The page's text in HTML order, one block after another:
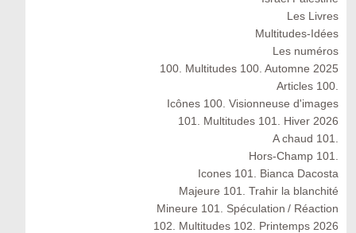
Les Livres
Multitudes-Idées
Les numéros
100. Multitudes 100. Automne 2025
Articles 100.
Icônes 100. Visionneuse d'images
101. Multitudes 101. Hiver 2026
A chaud 101.
Hors-Champ 101.
Icones 101. Bianca Dacosta
Majeure 101. Trahir la blanchité
Mineure 101. Spéculation / Réaction
102. Multitudes 102. Printemps 2026